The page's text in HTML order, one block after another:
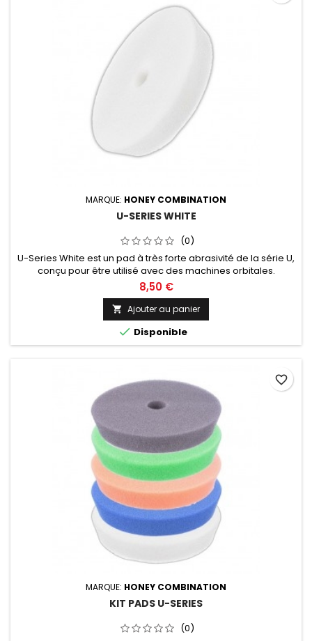
MARQUE: HONEY COMBINATION
U-SERIES WHITE
(0)
U-Series White est un pad à très forte abrasivité de la série U,
conçu pour être utilisé avec des machines orbitales.
Diamètre de 30, 50, 75, 125 ou 150mm au choix.
8,50 €
 Ajouter au panier
 Disponible
MARQUE: HONEY COMBINATION
KIT PADS U-SERIES
(0)
favorite_border